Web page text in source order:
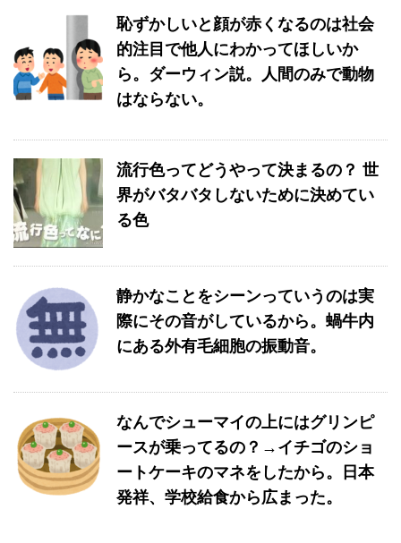
恥ずかしいと顔が赤くなるのは社会
的注目で他人にわかってほしいか
ら。ダーウィン説。人間のみで動物
はならない。
流行色ってどうやって決まるの？ 世
界がバタバタしないために決めてい
る色
静かなことをシーンっていうのは実
際にその音がしているから。蝸牛内
にある外有毛細胞の振動音。
なんでシューマイの上にはグリンピ
ースが乗ってるの？→イチゴのショ
ートケーキのマネをしたから。日本
発祥、学校給食から広まった。